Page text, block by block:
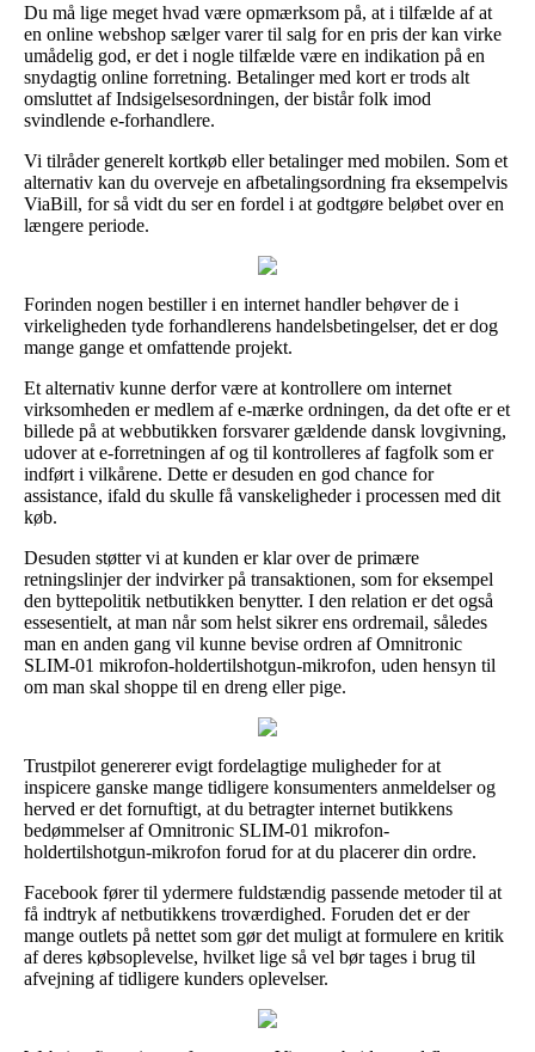
Du må lige meget hvad være opmærksom på, at i tilfælde af at
en online webshop sælger varer til salg for en pris der kan virke
umådelig god, er det i nogle tilfælde være en indikation på en
snydagtig online forretning. Betalinger med kort er trods alt
omsluttet af Indsigelsesordningen, der bistår folk imod
svindlende e-forhandlere.
Vi tilråder generelt kortkøb eller betalinger med mobilen. Som et
alternativ kan du overveje en afbetalingsordning fra eksempelvis
ViaBill, for så vidt du ser en fordel i at godtgøre beløbet over en
længere periode.
Forinden nogen bestiller i en internet handler behøver de i
virkeligheden tyde forhandlerens handelsbetingelser, det er dog
mange gange et omfattende projekt.
Et alternativ kunne derfor være at kontrollere om internet
virksomheden er medlem af e-mærke ordningen, da det ofte er et
billede på at webbutikken forsvarer gældende dansk lovgivning,
udover at e-forretningen af og til kontrolleres af fagfolk som er
indført i vilkårene. Dette er desuden en god chance for
assistance, ifald du skulle få vanskeligheder i processen med dit
køb.
Desuden støtter vi at kunden er klar over de primære
retningslinjer der indvirker på transaktionen, som for eksempel
den byttepolitik netbutikken benytter. I den relation er det også
essesentielt, at man når som helst sikrer ens ordremail, således
man en anden gang vil kunne bevise ordren af Omnitronic
SLIM-01 mikrofon-holdertilshotgun-mikrofon, uden hensyn til
om man skal shoppe til en dreng eller pige.
Trustpilot genererer evigt fordelagtige muligheder for at
inspicere ganske mange tidligere konsumenters anmeldelser og
herved er det fornuftigt, at du betragter internet butikkens
bedømmelser af Omnitronic SLIM-01 mikrofon-
holdertilshotgun-mikrofon forud for at du placerer din ordre.
Facebook fører til ydermere fuldstændig passende metoder til at
få indtryk af netbutikkens troværdighed. Foruden det er der
mange outlets på nettet som gør det muligt at formulere en kritik
af deres købsoplevelse, hvilket lige så vel bør tages i brug til
afvejning af tidligere kunders oplevelser.